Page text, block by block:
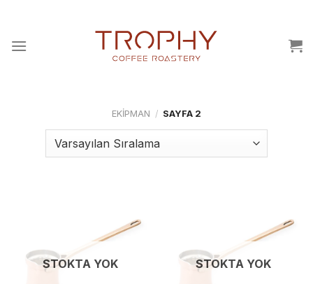
EKIPMAN / SAYFA 2
STOKTA YOK STOKTA YOK